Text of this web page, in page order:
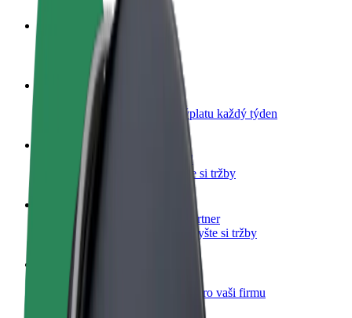
Staňte se řidičem
Vydělávejte podle sebe
Staňte se kurýrem
Doručujte jídlo a dostávejte výplatu každý týden
Přidejte restauraci nebo obchod
Oslovte více zákazníků a zvyšte si tržby
Zaregistrujte se jako flotilový partner
Přidejte svou flotilu k Boltu a zvyšte si tržby
Bolt for Business
Produkty a služby Boltu přesně pro vaši firmu